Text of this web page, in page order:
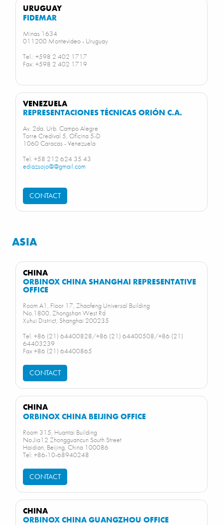
URUGUAY
FIDEMAR
Minas 1634
011200 Montevideo - Uruguay
Tel.: +598 2 402 1717
Fax: +598 2 402 1719
VENEZUELA
REPRESENTACIONES TÉCNICAS ORIÓN C.A.
Av. 2da. Urb. Campo Alegre
Torre Credival 5, Oficina 5-D
1060 Caracas - Venezuela
Tel. +58 212 624 35 43
ediazsojo@@gmail.com
CONTACT
ASIA
CHINA
ORBINOX CHINA SHANGHAI REPRESENTATIVE
OFFICE
Room A1, Floor 17, Zhaofeng Universal Building
No.1800, Zhongshan West Rd
Xuhui District, Shanghai 200235
Tel. +86 (21) 64400828/+86 (21) 64400508/+86 (21)
64403239
Fax +86 (21) 64400865
CONTACT
CHINA
ORBINOX CHINA BEIJING OFFICE
Room 315, Huantai Building
No.Jia12 Zhongguancun South Street
Haidian, Beijing, China 100086
Tel: +86-10-68940248
CONTACT
CHINA
ORBINOX CHINA GUANGZHOU OFFICE